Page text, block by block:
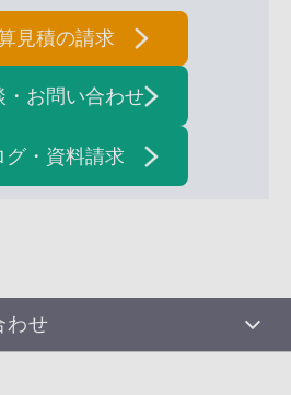
見積の請求
・お問い合わせ
グ・資料請求
わせ